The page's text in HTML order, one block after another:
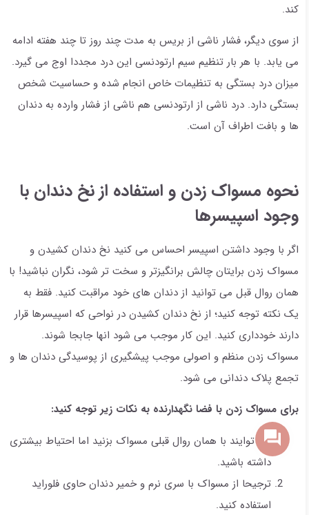
کند.
از سوی دیگر، فشار ناشی از بریس به مدت چند روز تا چند هفته ادامه
می یابد. با هر بار تنظیم سیم ارتودنسی این درد مجددا اوج می گیرد.
میزان درد بستگی به تنظیمات خاص انجام شده و حساسیت شخص
بستگی دارد. درد ناشی از ارتودنسی هم ناشی از فشار وارده به دندان
ها و بافت اطراف آن است.
نحوه مسواک زدن و استفاده از نخ دندان با
وجود اسپیسرها
اگر با وجود داشتن اسپیسر احساس می کنید نخ دندان کشیدن و
مسواک زدن برایتان چالش برانگیزتر و سخت تر شود، نگران نباشید! با
همان روال قبل می توانید از دندان های خود مراقبت کنید. فقط به
یک نکته توجه کنید؛ از نخ دندان کشیدن در نواحی که اسپیسرها قرار
دارند خودداری کنید. این کار موجب می شود انها جابجا شوند.
مسواک زدن منظم و اصولی موجب پیشگیری از پوسیدگی دندان‌ ها و
تجمع پلاک دندانی می شود.
برای مسواک زدن با فضا نگهدارنده به نکات زیر توجه کنید:
می توایند با همان روال قبلی مسواک بزنید اما احتیاط بیشتری
داشته باشید.
ترجیحا از مسواک با سری نرم و خمیر دندان حاوی فلوراید
استفاده کنید.